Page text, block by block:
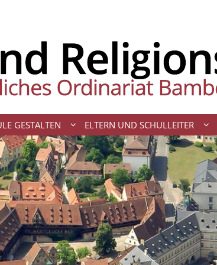
GESTALTEN ELTERN UND SCHULLEITER